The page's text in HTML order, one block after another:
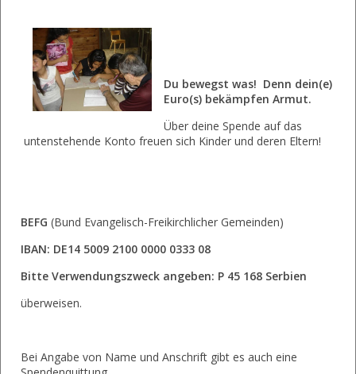
Du bewegst was! Denn dein(e)
Euro(s) bekämpfen Armut.
Über deine Spende auf das
untenstehende Konto freuen sich Kinder und deren Eltern!
BEFG (Bund Evangelisch-Freikirchlicher Gemeinden)
IBAN: DE14 5009 2100 0000 0333 08
Bitte Verwendungszweck angeben: P 45 168 Serbien
überweisen.
Bei Angabe von Name und Anschrift gibt es auch eine